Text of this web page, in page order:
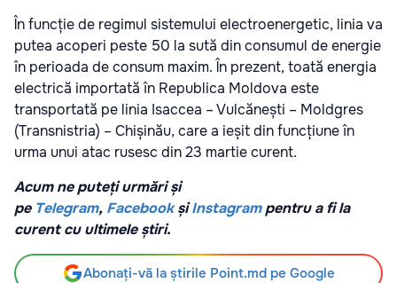
În funcție de regimul sistemului electroenergetic, linia va
putea acoperi peste 50 la sută din consumul de energie
în perioada de consum maxim. În prezent, toată energia
electrică importată în Republica Moldova este
transportată pe linia Isaccea – Vulcănești – Moldgres
(Transnistria) – Chișinău, care a ieșit din funcțiune în
urma unui atac rusesc din 23 martie curent.
Acum ne puteți urmări și
pe Telegram, Facebook șiInstagrampentru a fi la
curent cu ultimele știri.
Abonați-vă la știrile Point.md pe Google